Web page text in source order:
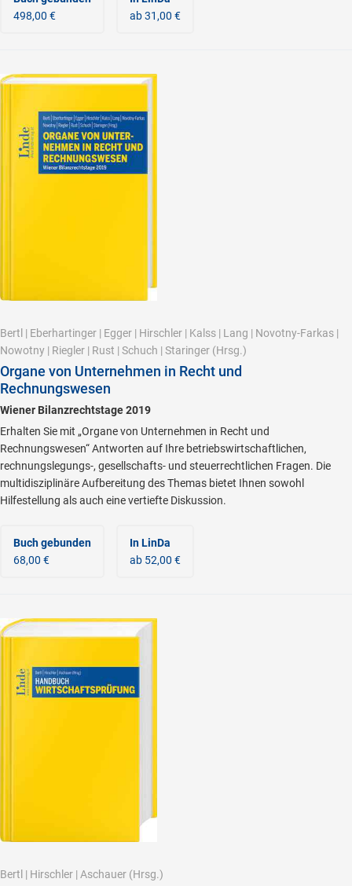
498,00 €
ab 31,00 €
Bertl | Eberhartinger | Egger | Hirschler | Kalss | Lang | Novotny-Farkas |
Nowotny | Riegler | Rust | Schuch | Staringer (Hrsg.)
Organe von Unternehmen in Recht und
Rechnungswesen
Wiener Bilanzrechtstage 2019
Erhalten Sie mit „Organe von Unternehmen in Recht und
Rechnungswesen“ Antworten auf Ihre betriebswirtschaftlichen,
rechnungslegungs-, gesellschafts- und steuerrechtlichen Fragen. Die
multidisziplinäre Aufbereitung des Themas bietet Ihnen sowohl
Hilfestellung als auch eine vertiefte Diskussion.
Buch gebunden
68,00 €
In LinDa
ab 52,00 €
Bertl | Hirschler | Aschauer (Hrsg.)